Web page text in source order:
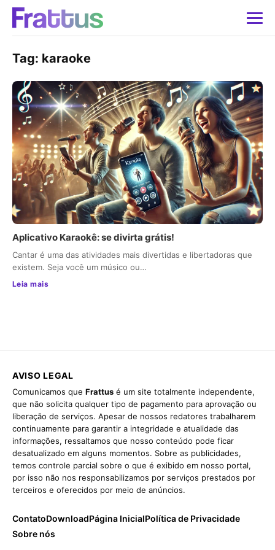
Tag: karaoke
Aplicativo Karaokê: se divirta grátis!
Cantar é uma das atividades mais divertidas e libertadoras que
existem. Seja você um músico ou…
Leia mais
AVISO LEGAL
Comunicamos que Frattus é um site totalmente independente,
que não solicita qualquer tipo de pagamento para aprovação ou
liberação de serviços. Apesar de nossos redatores trabalharem
continuamente para garantir a integridade e atualidade das
informações, ressaltamos que nosso conteúdo pode ficar
desatualizado em alguns momentos. Sobre as publicidades,
temos controle parcial sobre o que é exibido em nosso portal,
por isso não nos responsabilizamos por serviços prestados por
terceiros e oferecidos por meio de anúncios.
ContatoDownloadPágina InicialPolítica de Privacidade
Sobre nós